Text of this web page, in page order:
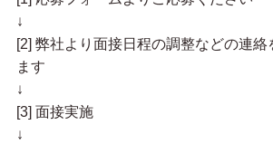
↓
[2] 弊社より面接日程の調整などの連絡
ます
↓
[3] 面接実施
↓